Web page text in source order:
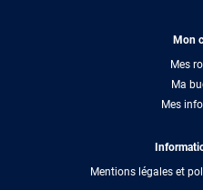
Mon
Mes
Ma
Mes
Mentions légales et